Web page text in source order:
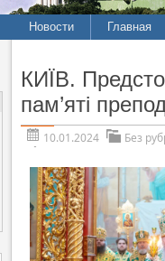
Новости Главная
КИЇВ.
пам’яті
10.01.2024
Без